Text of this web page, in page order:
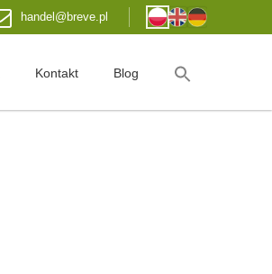
handel@breve.pl
Kontakt Blog